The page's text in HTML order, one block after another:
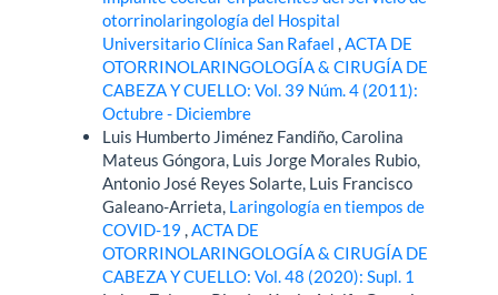
otorrinolaringología del Hospital
Universitario Clínica San Rafael,ACTA DE
OTORRINOLARINGOLOGÍA & CIRUGÍA DE
CABEZA Y CUELLO: Vol. 39 Núm. 4 (2011):
Octubre - Diciembre
Luis Humberto Jiménez Fandiño, Carolina
Mateus Góngora, Luis Jorge Morales Rubio,
Antonio José Reyes Solarte, Luis Francisco
Galeano-Arrieta, Laringología en tiempos de
COVID-19,ACTA DE
OTORRINOLARINGOLOGÍA & CIRUGÍA DE
CABEZA Y CUELLO: Vol. 48 (2020): Supl. 1